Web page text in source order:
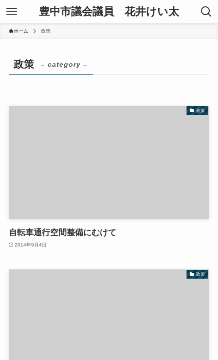
豊中市議会議員 花井けい太
ホーム 政策
政策 – category –
政策
自転車通行空間整備にむけて
2014年9月4日
政策